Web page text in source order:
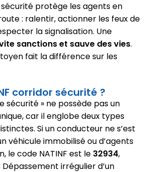
protège les agents en
: ralentir, actionner les feux de
la signalisation. Une
sanctions et sauve des vies.
fait la différence sur les
corridor sécurité ?
sécurité » ne possède pas un
car il englobe deux types
Si un conducteur ne s’est
véhicule immobilisé ou d’agents
le code NATINF est le 32934,
Dépassement irrégulier d’un